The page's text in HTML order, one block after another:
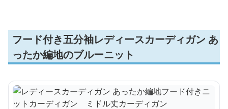
フード付き五分袖レディースカーディガン あ
ったか編地のブルーニット